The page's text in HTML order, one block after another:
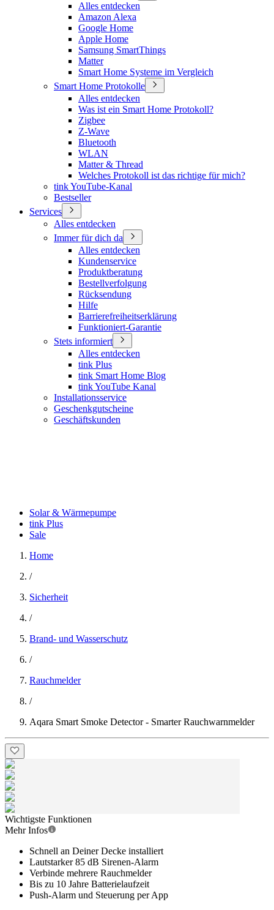
Alles entdecken
Amazon Alexa
Google Home
Apple Home
Samsung SmartThings
Matter
Smart Home Systeme im Vergleich
Smart Home Protokolle
Alles entdecken
Was ist ein Smart Home Protokoll?
Zigbee
Z-Wave
Bluetooth
WLAN
Matter & Thread
Welches Protokoll ist das richtige für mich?
tink YouTube-Kanal
Bestseller
Services
Alles entdecken
Immer für dich da
Alles entdecken
Kundenservice
Produktberatung
Bestellverfolgung
Rücksendung
Hilfe
Barrierefreiheitserklärung
Funktioniert-Garantie
Stets informiert
Alles entdecken
tink Plus
tink Smart Home Blog
tink YouTube Kanal
Installationsservice
Geschenkgutscheine
Geschäftskunden
Solar & Wärmepumpe
tink Plus
Sale
Home
/
Sicherheit
/
Brand- und Wasserschutz
/
Rauchmelder
/
Aqara Smart Smoke Detector - Smarter Rauchwarnmelder
Wichtigste Funktionen
Mehr Infos
Schnell an Deiner Decke installiert
Lautstarker 85 dB Sirenen-Alarm
Verbinde mehrere Rauchmelder
Bis zu 10 Jahre Batterielaufzeit
Push-Alarm und Steuerung per App